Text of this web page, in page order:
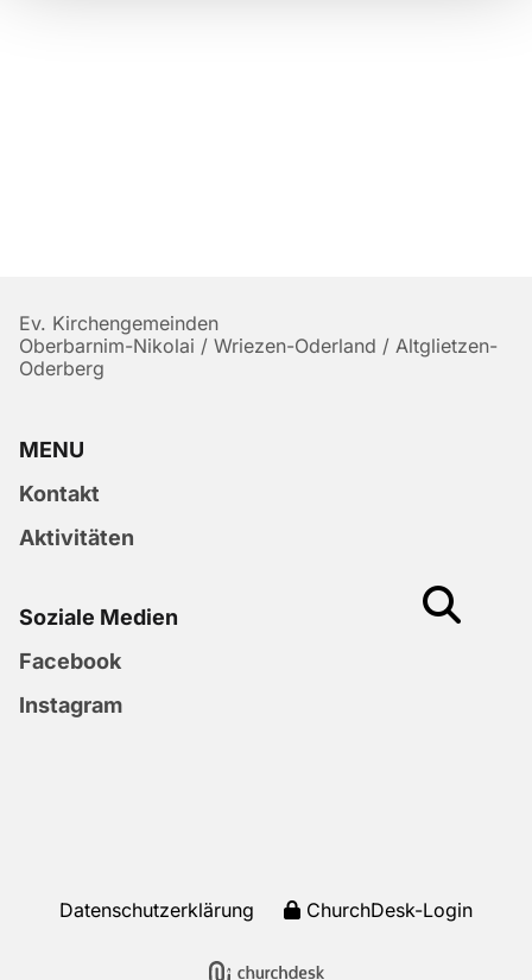
Ev. Kirchengemeinden
Oberbarnim-Nikolai / Wriezen-Oderland / Altglietzen-
Oderberg
MENU
Kontakt
Aktivitäten
Soziale Medien
Facebook
Instagram
Datenschutzerklärung ChurchDesk-Login